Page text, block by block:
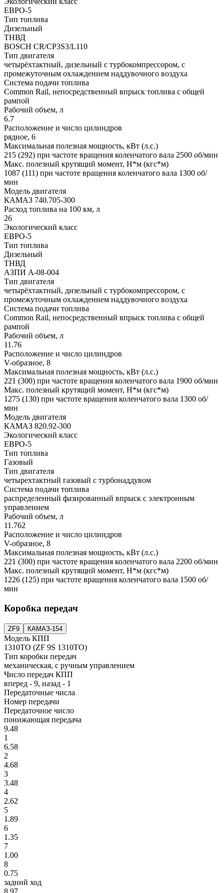
ЕВРО-5
Тип топлива
Дизельный
ТНВД
BOSCH CR/CP3S3/L110
Тип двигателя
четырёхтактный, дизельный с турбокомпрессором, с
промежуточным охлаждением наддувочного воздуха
Система подачи топлива
Common Rail, непосредственный впрыск топлива с общей
рампой
Рабочий объем, л
6.7
Расположение и число цилиндров
рядное, 6
Максимальная полезная мощность, кВт (л.с.)
215 (292) при частоте вращения коленчатого вала 2500 об/мин
Макс. полезный крутящий момент, Н*м (кгс*м)
1087 (111) при частоте вращения коленчатого вала 1300 об/
мин
Модель двигателя
КАМАЗ 740.705-300
Расход топлива на 100 км, л
26
Экологический класс
ЕВРО-5
Тип топлива
Дизельный
ТНВД
АЗПИ A-08-004
Тип двигателя
четырёхтактный, дизельный с турбокомпрессором, с
промежуточным охлаждением наддувочного воздуха
Система подачи топлива
Common Rail, непосредственный впрыск топлива с общей
рампой
Рабочий объем, л
11.76
Расположение и число цилиндров
V-образное, 8
Максимальная полезная мощность, кВт (л.с.)
221 (300) при частоте вращения коленчатого вала 1900 об/мин
Макс. полезный крутящий момент, Н*м (кгс*м)
1275 (130) при частоте вращения коленчатого вала 1300 об/
мин
Модель двигателя
КАМАЗ 820.92-300
Экологический класс
ЕВРО-5
Тип топлива
Газовый
Тип двигателя
четырехтактный газовый с турбонаддувом
Система подачи топлива
распределенный фазированный впрыск с электронным
управлением
Рабочий объем, л
11.762
Расположение и число цилиндров
V-образное, 8
Максимальная полезная мощность, кВт (л.с.)
221 (300) при частоте вращения коленчатого вала 2200 об/мин
Макс. полезный крутящий момент, Н*м (кгс*м)
1226 (125) при частоте вращения коленчатого вала 1500 об/
мин
Коробка передач
ZF9 КАМАЗ-154
Модель КПП
1310TO (ZF 9S 1310TO)
Тип коробки передач
механическая, с ручным управлением
Число передач КПП
вперед - 9, назад - 1
Передаточные числа
Номер передачи
Передаточное число
понижающая передача
9.48
1
6.58
2
4.68
3
3.48
4
2.62
5
1.89
6
1.35
7
1.00
8
0.75
задний ход
8.97